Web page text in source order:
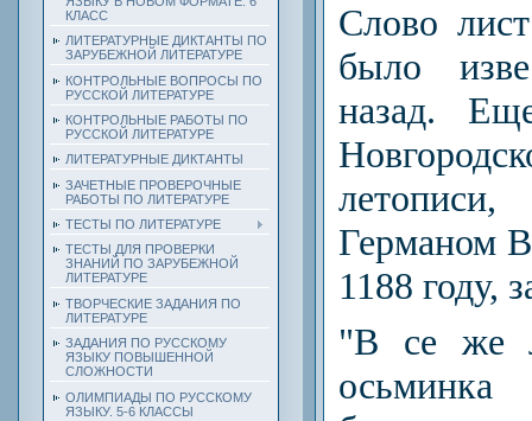
КЛАСС
ЛИТЕРАТУРНЫЕ ДИКТАНТЫ ПО
ЗАРУБЕЖНОЙ ЛИТЕРАТУРЕ
КОНТРОЛЬНЫЕ ВОПРОСЫ ПО
РУССКОЙ ЛИТЕРАТУРЕ
КОНТРОЛЬНЫЕ РАБОТЫ ПО
РУССКОЙ ЛИТЕРАТУРЕ
ЛИТЕРАТУРНЫЕ ДИКТАНТЫ
ЗАЧЕТНЫЕ ПРОВЕРОЧНЫЕ
РАБОТЫ ПО ЛИТЕРАТУРЕ
ТЕСТЫ ПО ЛИТЕРАТУРЕ
ТЕСТЫ ДЛЯ ПРОВЕРКИ
ЗНАНИЙ ПО ЗАРУБЕЖНОЙ
ЛИТЕРАТУРЕ
ТВОРЧЕСКИЕ ЗАДАНИЯ ПО
ЛИТЕРАТУРЕ
ЗАДАНИЯ ПО РУССКОМУ
ЯЗЫКУ ПОВЫШЕННОЙ
СЛОЖНОСТИ
ОЛИМПИАДЫ ПО РУССКОМУ
ЯЗЫКУ. 5-6 КЛАССЫ
Слово
было
назад.
Германом
1188 году,
"В се же